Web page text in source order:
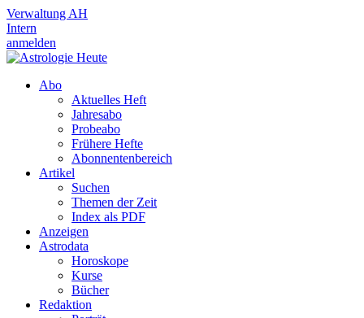
Verwaltung AH
Intern
anmelden
Abo
Aktuelles Heft
Jahresabo
Probeabo
Frühere Hefte
Abonnentenbereich
Artikel
Suchen
Themen der Zeit
Index als PDF
Anzeigen
Astrodata
Horoskope
Kurse
Bücher
Redaktion